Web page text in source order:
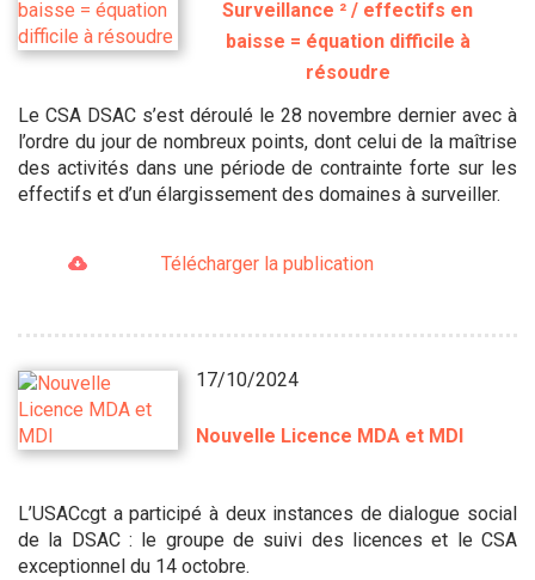
Surveillance ² / effectifs en
baisse = équation difficile à
résoudre
Le CSA DSAC s’est déroulé le 28 novembre dernier avec à
l’ordre du jour de nombreux points, dont celui de la maîtrise
des activités dans une période de contrainte forte sur les
effectifs et d’un élargissement des domaines à surveiller.
Télécharger la publication
17/10/2024
Nouvelle Licence MDA et MDI
L’USACcgt a participé à deux instances de dialogue social
de la DSAC : le groupe de suivi des licences et le CSA
exceptionnel du 14 octobre.